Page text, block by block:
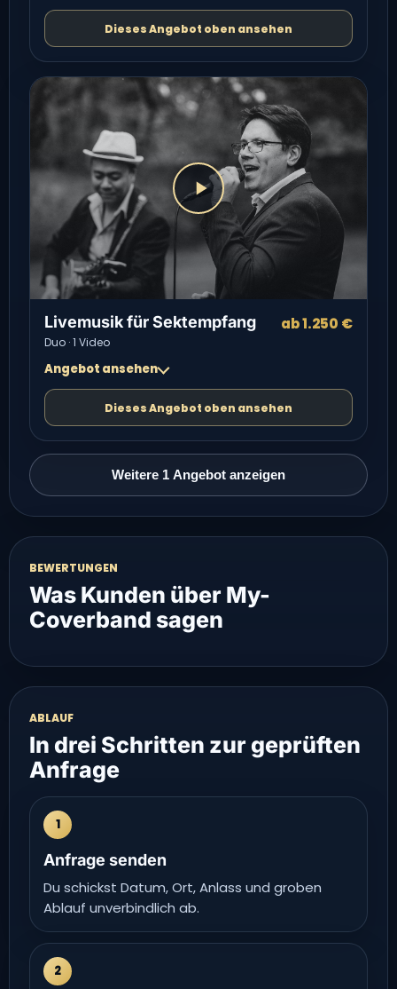
Dieses Angebot oben ansehen
Livemusik für Sektempfang
Duo · 1 Video
ab 1.250 €
Angebot ansehen
Dieses Angebot oben ansehen
Weitere 1 Angebot anzeigen
BEWERTUNGEN
Was Kunden über My-
Coverband sagen
ABLAUF
In drei Schritten zur geprüften
Anfrage
1
Anfrage senden
Du schickst Datum, Ort, Anlass und groben
Ablauf unverbindlich ab.
2